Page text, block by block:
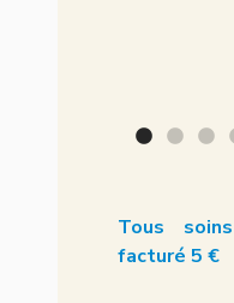
Tous
facturé 5 €